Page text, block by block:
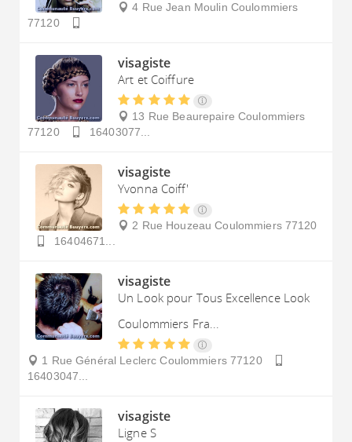
4 Rue Jean Moulin Coulommiers
77120
visagiste
Art et Coiffure
13 Rue Beaurepaire Coulommiers
77120
16403077...
visagiste
Yvonna Coiff'
2 Rue Houzeau Coulommiers 77120
16404671...
visagiste
Un Look pour Tous Excellence Look
Coulommiers Fra...
1 Rue Général Leclerc Coulommiers 77120
16403047...
visagiste
Ligne S